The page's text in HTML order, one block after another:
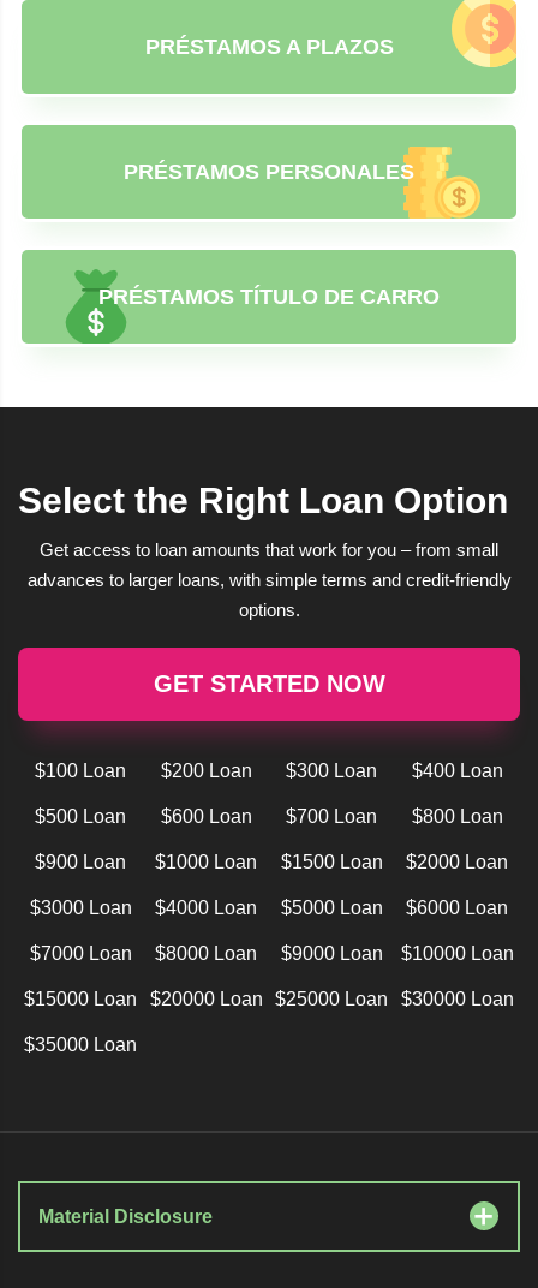
PRÉSTAMOS A PLAZOS
PRÉSTAMOS PERSONALES
PRÉSTAMOS TÍTULO DE CARRO
Select the Right Loan Option
Get access to loan amounts that work for you – from small
advances to larger loans, with simple terms and credit-friendly
options.
GET STARTED NOW
$100 Loan $200 Loan $300 Loan $400 Loan
$500 Loan $600 Loan $700 Loan $800 Loan
$900 Loan $1000 Loan $1500 Loan $2000 Loan
$3000 Loan $4000 Loan $5000 Loan $6000 Loan
$7000 Loan $8000 Loan $9000 Loan $10000 Loan
$15000 Loan $20000 Loan $25000 Loan $30000 Loan
$35000 Loan
Material Disclosure